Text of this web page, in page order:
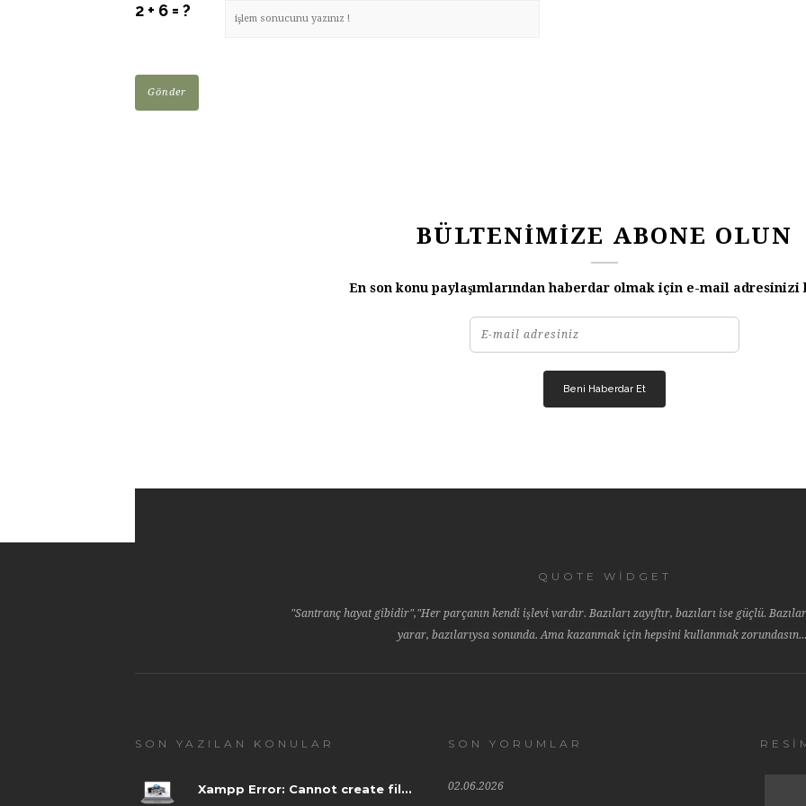
2 + 6 = ?
BÜLTENİMİZE ABONE OLUN
En son konu paylaşımlarından haberdar olmak için e-mail adresinizi
QUOTE WIDGET
"Santranç hayat gibidir","Her parçanın kendi işlevi vardır. Bazıları zayıftır, bazıları ise güçlü.
yarar, bazılarıysa sonunda. Ama kazanmak için hepsini kullanmak
SON YAZILAN KONULAR
Xampp Error: Cannot create fil...
SON YORUMLAR
02.06.2026